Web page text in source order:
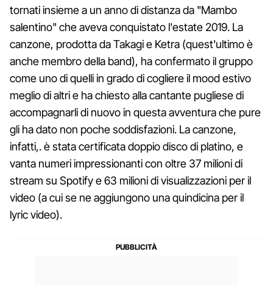
tornati insieme a un anno di distanza da "Mambo
salentino" che aveva conquistato l'estate 2019. La
canzone, prodotta da Takagi e Ketra (quest'ultimo è
anche membro della band), ha confermato il gruppo
come uno di quelli in grado di cogliere il mood estivo
meglio di altri e ha chiesto alla cantante pugliese di
accompagnarli di nuovo in questa avventura che pure
gli ha dato non poche soddisfazioni. La canzone,
infatti,. è stata certificata doppio disco di platino, e
vanta numeri impressionanti con oltre 37 milioni di
stream su Spotify e 63 milioni di visualizzazioni per il
video (a cui se ne aggiungono una quindicina per il
lyric video).